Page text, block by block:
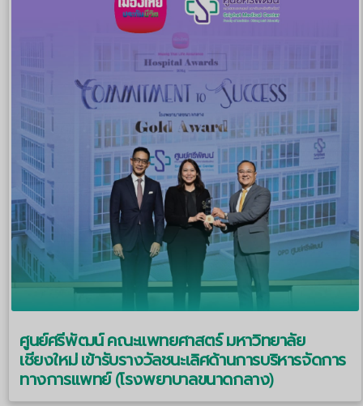
ศูนย์ศรีพัฒน์ คณะแพทยศาสตร์ มหาวิทยาลัย
เชียงใหม่ เข้ารับรางวัลชนะเลิศด้านการบริหารจัดการ
ทางการแพทย์ (โรงพยาบาลขนาดกลาง)